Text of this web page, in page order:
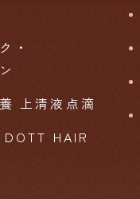
・
上清液点滴
HAIR